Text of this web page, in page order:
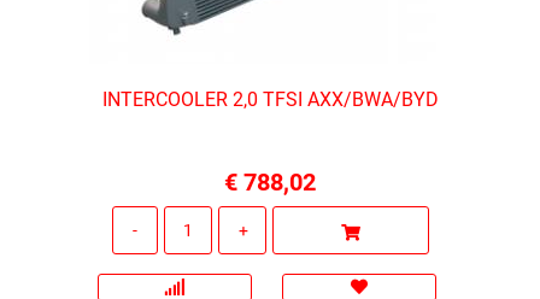
INTERCOOLER 2,0 TFSI AXX/BWA/BYD
€ 788,02